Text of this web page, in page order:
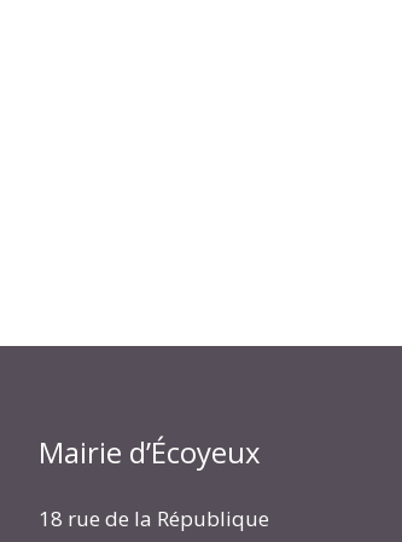
Mairie d’Écoyeux
18 rue de la République